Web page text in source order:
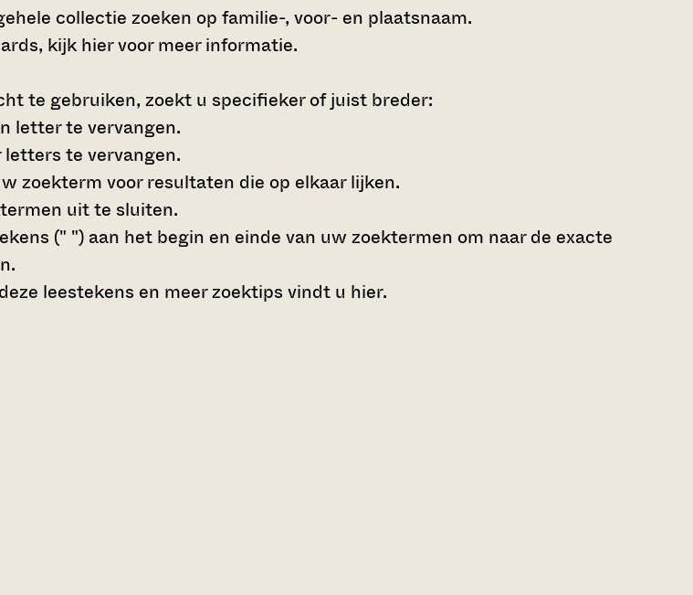
collectie zoeken op familie-, voor- en plaatsnaam.
kijk hier voor meer informatie.
te gebruiken, zoekt u specifieker of juist breder:
letter te vervangen.
letters te vervangen.
zoekterm voor resultaten die op elkaar lijken.
uit te sluiten.
(" ") aan het begin en einde van uw zoektermen om naar de exacte
leestekens en meer zoektips vindt u hier.